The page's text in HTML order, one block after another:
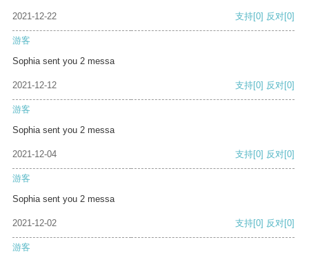
2021-12-22 支持[0] 反对[0]
游客
Sophia sent you 2 messa
2021-12-12 支持[0] 反对[0]
游客
Sophia sent you 2 messa
2021-12-04 支持[0] 反对[0]
游客
Sophia sent you 2 messa
2021-12-02 支持[0] 反对[0]
游客